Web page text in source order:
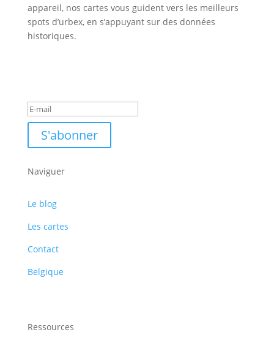
appareil, nos cartes vous guident vers les meilleurs
spots d’urbex, en s’appuyant sur des données
historiques.
S'abonner
Naviguer
Le blog
Les cartes
Contact
Belgique
Ressources